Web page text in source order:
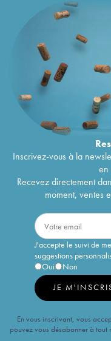
Inscrivez-vous à la
en
Recevez directement
moment, ventes
J'accepte le suivi de
suggestions
Oui
Non
JE
En vous inscrivant, vous
pouvez vous désabonner à tout